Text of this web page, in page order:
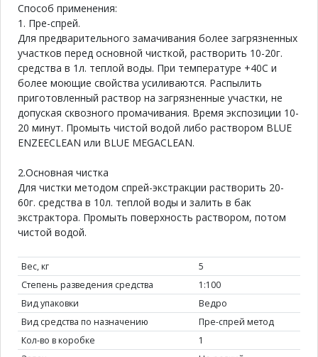
Способ применения:
1. Пре-спрей.
Для предварительного замачивания более загрязненных
участков перед основной чисткой, растворить 10-20г.
средства в 1л. теплой воды. При температуре +40С и
более моющие свойства усиливаются. Распылить
приготовленный раствор на загрязненные участки, не
допуская сквозного промачивания. Время экспозиции 10-
20 минут. Промыть чистой водой либо раствором BLUE
ENZEECLEAN или BLUE MEGACLEAN.
2.Основная чистка
Для чистки методом спрей-экстракции растворить 20-
60г. средства в 10л. теплой воды и залить в бак
экстрактора. Промыть поверхность раствором, потом
чистой водой.
Вес, кг
5
Степень разведения средства
1:100
Вид упаковки
Ведро
Вид средства по назначению
Пре-спрей метод
Кол-во в коробке
1